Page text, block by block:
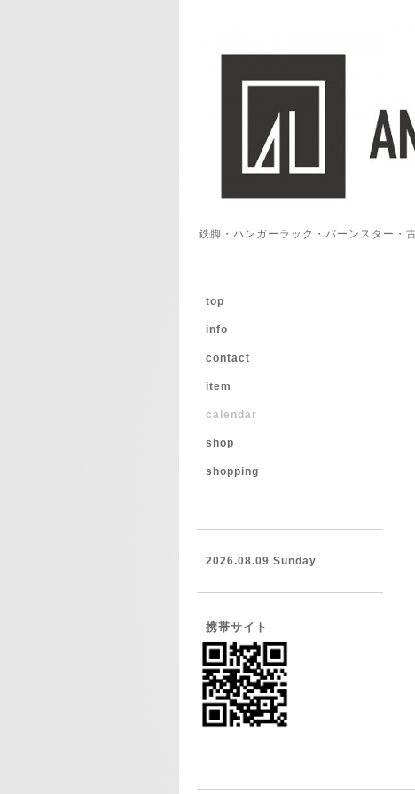
鉄脚・ハンガーラック・バーンスター
top
info
contact
item
calendar
shop
shopping
2026.08.09 Sunday
携帯サイト